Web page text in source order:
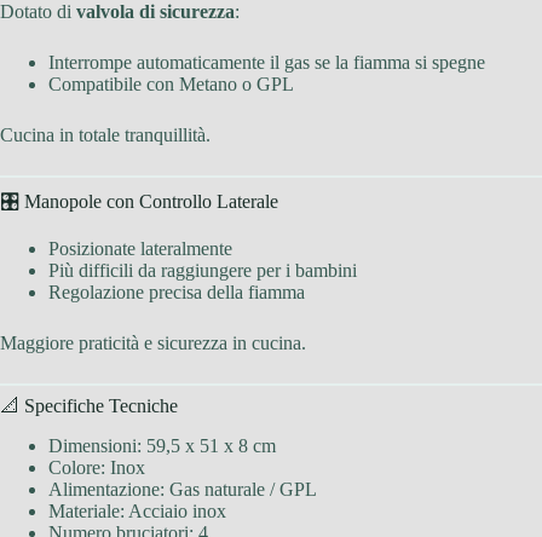
Dotato di valvola di sicurezza:
Interrompe automaticamente il gas se la fiamma si spegne
Compatibile con Metano o GPL
Cucina in totale tranquillità.
🎛 Manopole con Controllo Laterale
Posizionate lateralmente
Più difficili da raggiungere per i bambini
Regolazione precisa della fiamma
Maggiore praticità e sicurezza in cucina.
📐 Specifiche Tecniche
Dimensioni: 59,5 x 51 x 8 cm
Colore: Inox
Alimentazione: Gas naturale / GPL
Materiale: Acciaio inox
Numero bruciatori: 4